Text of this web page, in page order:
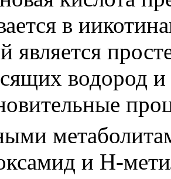
в
является
водород
и Н-